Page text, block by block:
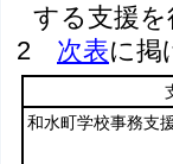
する支援
2
次表に掲
和水町学校事務支